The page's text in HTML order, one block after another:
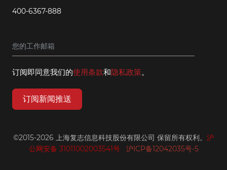
400-6367-888
订阅即同意我们的使用条款和隐私政策。
订阅新闻推送
©2015-2026 上海复志信息科技股份有限公司 保留所有权利。 沪
公网安备 31011002003541号
沪ICP备12042035号-5